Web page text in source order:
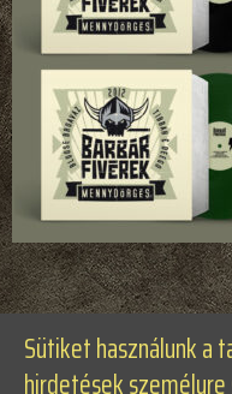
Sütiket használunk a
hirdetések személyre